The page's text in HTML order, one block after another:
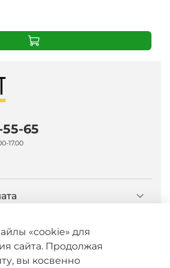
65
17.00
«cookie» для
сайта. Продолжая
вы косвенно